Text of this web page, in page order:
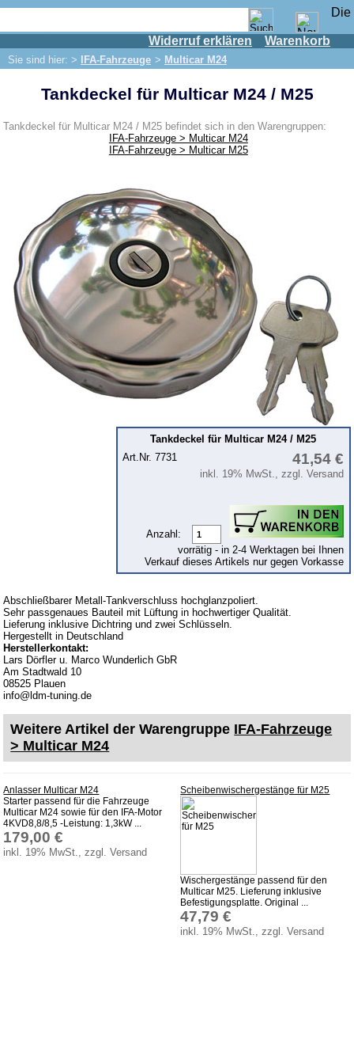
Widerruf erklären Warenkorb
Sie sind hier: > IFA-Fahrzeuge > Multicar M24
IFA Motor
IFA-Fahrzeuge
P70 / F8 / F9
Trabant 500/600
Wartburg 311 / 312 / 313
Multicar M22
Multicar M24
Achse
Bremsanlage
Karosserie
Motor - Getriebe
Multicar M27
Kugelgelenke, Zubehör
Skoda
Anhänger
Sonderanfertigungen
Glühlampen
KFZ-Leitungen & Zubehör
Werkstattbedarf
Pflegeprodukte
Wälzlager
Öle
Tankdeckel für Multicar M24 / M25
Tankdeckel für Multicar M24 / M25 befindet sich in den Warengruppen:
IFA-Fahrzeuge > Multicar M24
IFA-Fahrzeuge > Multicar M25
Tankdeckel für Multicar M24 / M25
Art.Nr. 7731
41,54 €
inkl. 19% MwSt., zzgl. Versand
Anzahl:
vorrätig - in 2-4 Werktagen bei Ihnen
Verkauf dieses Artikels nur gegen Vorkasse
Abschließbarer Metall-Tankverschluss hochglanzpoliert.
Sehr passgenaues Bauteil mit Lüftung in hochwertiger Qualität.
Lieferung inklusive Dichtring und zwei Schlüsseln.
Hergestellt in Deutschland
Herstellerkontakt:
Lars Dörfler u. Marco Wunderlich GbR
Am Stadtwald 10
08525 Plauen
info@ldm-tuning.de
Weitere Artikel der Warengruppe IFA-Fahrzeuge
> Multicar M24
Anlasser Multicar M24
Starter passend für die Fahrzeuge
Multicar M24 sowie für den IFA-Motor
4KVD8,8/8,5 -Leistung: 1,3kW ...
179,00 €
inkl. 19% MwSt., zzgl. Versand
Scheibenwischergestänge für M25
Wischergestänge passend für den
Multicar M25. Lieferung inklusive
Befestigungsplatte. Original ...
47,79 €
inkl. 19% MwSt., zzgl. Versand